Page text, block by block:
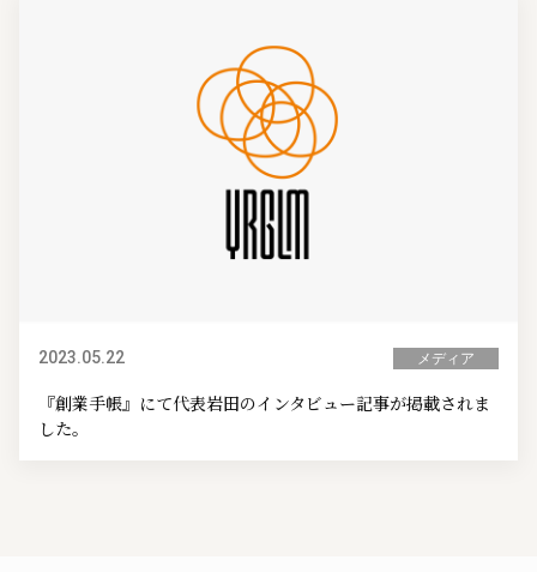
2023.05.22 メディア
『創業手帳』にて代表岩田のインタビュー記事が掲載されま
した。